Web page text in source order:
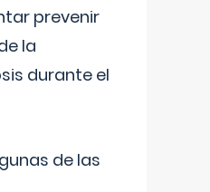
prevenir
la
durante el
de las